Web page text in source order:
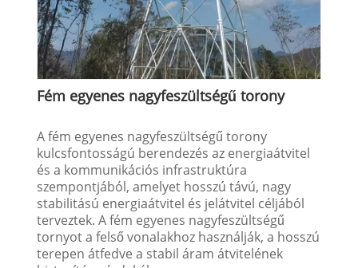
Fém egyenes nagyfeszültségű torony
A fém egyenes nagyfeszültségű torony
kulcsfontosságú berendezés az energiaátvitel
és a kommunikációs infrastruktúra
szempontjából, amelyet hosszú távú, nagy
stabilitású energiaátvitel és jelátvitel céljából
terveztek. A fém egyenes nagyfeszültségű
tornyot a felső vonalakhoz használják, a hosszú
terepen átfedve a stabil áram átvitelének